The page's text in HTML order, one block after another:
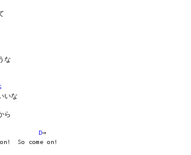
な
いな
ら
D→
So come on!